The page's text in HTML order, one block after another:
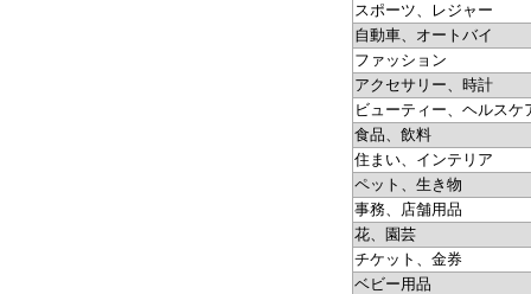
スポーツ、レジャー
自動車、オートバイ
ファッション
アクセサリー、時計
ビューティー、ヘルスケ
食品、飲料
住まい、インテリア
ペット、生き物
事務、店舗用品
花、園芸
チケット、金券
ベビー用品